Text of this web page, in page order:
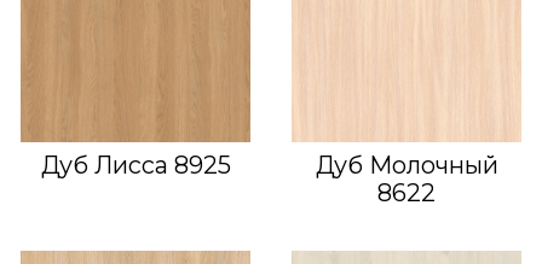
Дуб Лисса 8925
Дуб Молочный
8622